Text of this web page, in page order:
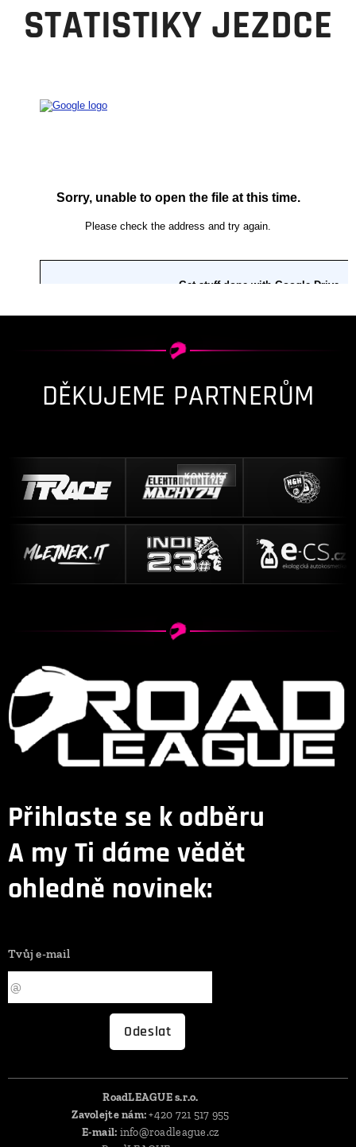
STATISTIKY JEZDCE
DĚKUJEME PARTNERŮM
KONTAKT
Přihlaste se k odběru
A my Ti dáme vědět
ohledně novinek:
Tvůj e-mail
Odeslat
RoadLEAGUE s.r.o.
Zavolejte nám:+420 721 517 955
E-mail: info@roadleague.cz